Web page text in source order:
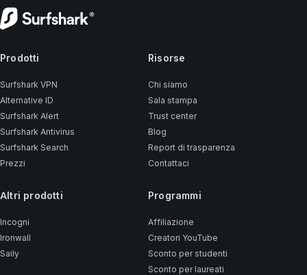
Prodotti
Surfshark VPN
Alternative ID
Surfshark Alert
Surfshark Antivirus
Surfshark Search
Prezzi
Altri prodotti
Incogni
Ironwall
Saily
Risorse
Chi siamo
Sala stampa
Trust center
Blog
Report di trasparenza
Contattaci
Programmi
Affiliazione
Creatori YouTube
Sconto per studenti
Sconto per laureati